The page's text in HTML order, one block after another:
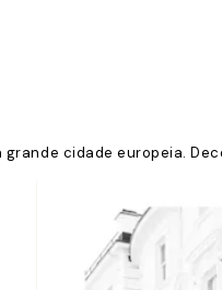
cidade europeia.